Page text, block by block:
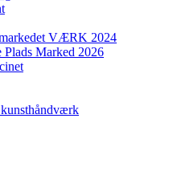
VÆRK 2024
Marked 2026